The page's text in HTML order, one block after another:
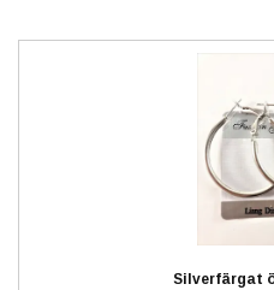
Silverfärgat